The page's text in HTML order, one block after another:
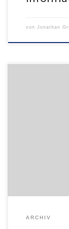
von Jonathan
ARCHIV